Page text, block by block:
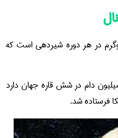
شیر در این نژاد نیز ۴۰۸۲ کیلوگرم در هر دوره شیردهی است که
گاو سمینال جمعیتی بالغ بر 40 تا 60 میلیون دام در شش قاره جهان دارد